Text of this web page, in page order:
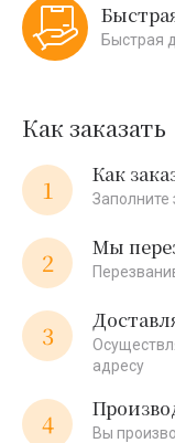
Быстрая
Как заказать
1
Как
Заполните
2 Мы
3
адресу
4 Вы